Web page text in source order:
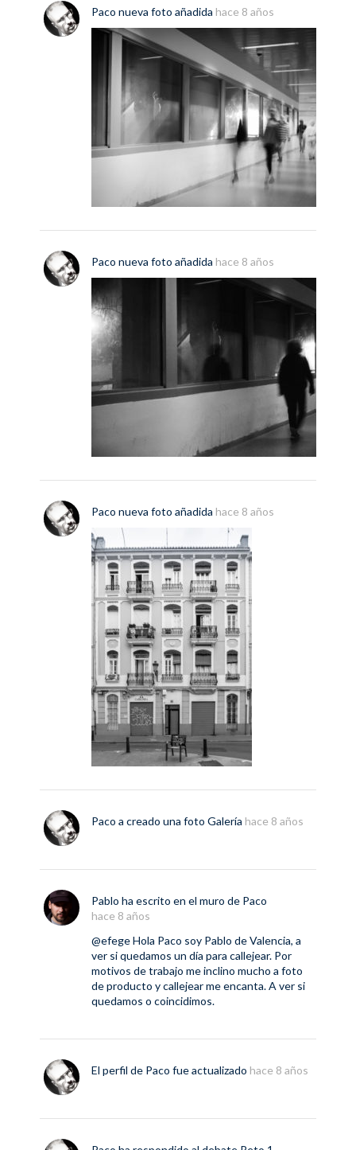
Paco nueva foto añadida hace 8 años
Paco nueva foto añadida hace 8 años
Paco nueva foto añadida hace 8 años
Paco a creado una foto Galería hace 8 años
Pablo ha escrito en el muro de Paco
hace 8 años
@efegeHola Paco soy Pablo de Valencia, a
ver si quedamos un día para callejear. Por
motivos de trabajo me inclino mucho a foto
de producto y callejear me encanta. A ver si
quedamos o coincidimos.
El perfil de Paco fue actualizado hace 8 años